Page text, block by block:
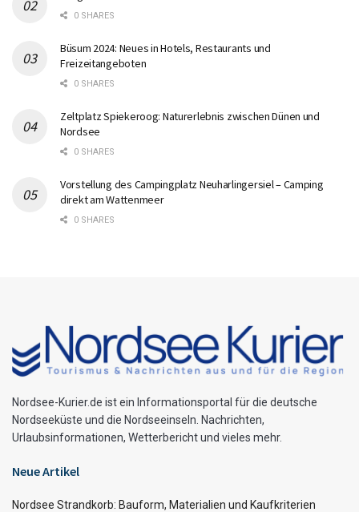
0 SHARES
Büsum 2024: Neues in Hotels, Restaurants und
Freizeitangeboten
0 SHARES
Zeltplatz Spiekeroog: Naturerlebnis zwischen Dünen und
Nordsee
0 SHARES
Vorstellung des Campingplatz Neuharlingersiel – Camping
direkt am Wattenmeer
0 SHARES
Nordsee-Kurier.de ist ein Informationsportal für die deutsche
Nordseeküste und die Nordseeinseln. Nachrichten,
Urlaubsinformationen, Wetterbericht und vieles mehr.
Neue Artikel
Nordsee Strandkorb: Bauform, Materialien und Kaufkriterien